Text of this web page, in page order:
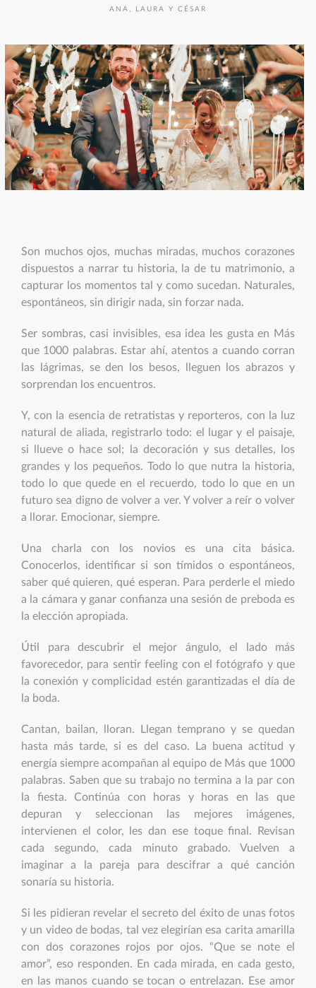
ANA, LAURA Y CÉSAR
Son muchos ojos, muchas miradas, muchos corazones
dispuestos a narrar tu historia, la de tu matrimonio, a
capturar los momentos tal y como sucedan. Naturales,
espontáneos, sin dirigir nada, sin forzar nada.
Ser sombras, casi invisibles, esa idea les gusta en Más
que 1000 palabras. Estar ahí, atentos a cuando corran
las lágrimas, se den los besos, lleguen los abrazos y
sorprendan los encuentros.
Y, con la esencia de retratistas y reporteros, con la luz
natural de aliada, registrarlo todo: el lugar y el paisaje,
si llueve o hace sol; la decoración y sus detalles, los
grandes y los pequeños. Todo lo que nutra la historia,
todo lo que quede en el recuerdo, todo lo que en un
futuro sea digno de volver a ver. Y volver a reír o volver
a llorar. Emocionar, siempre.
Una charla con los novios es una cita básica.
Conocerlos, identificar si son tímidos o espontáneos,
saber qué quieren, qué esperan. Para perderle el miedo
a la cámara y ganar confianza una sesión de preboda es
la elección apropiada.
Útil para descubrir el mejor ángulo, el lado más
favorecedor, para sentir feeling con el fotógrafo y que
la conexión y complicidad estén garantizadas el día de
la boda.
Cantan, bailan, lloran. Llegan temprano y se quedan
hasta más tarde, si es del caso. La buena actitud y
energía siempre acompañan al equipo de Más que 1000
palabras. Saben que su trabajo no termina a la par con
la fiesta. Continúa con horas y horas en las que
depuran y seleccionan las mejores imágenes,
intervienen el color, les dan ese toque final. Revisan
cada segundo, cada minuto grabado. Vuelven a
imaginar a la pareja para descifrar a qué canción
sonaría su historia.
Si les pidieran revelar el secreto del éxito de unas fotos
y un video de bodas, tal vez elegirían esa carita amarilla
con dos corazones rojos por ojos. “Que se note el
amor”, eso responden. En cada mirada, en cada gesto,
en las manos cuando se tocan o entrelazan. Ese amor